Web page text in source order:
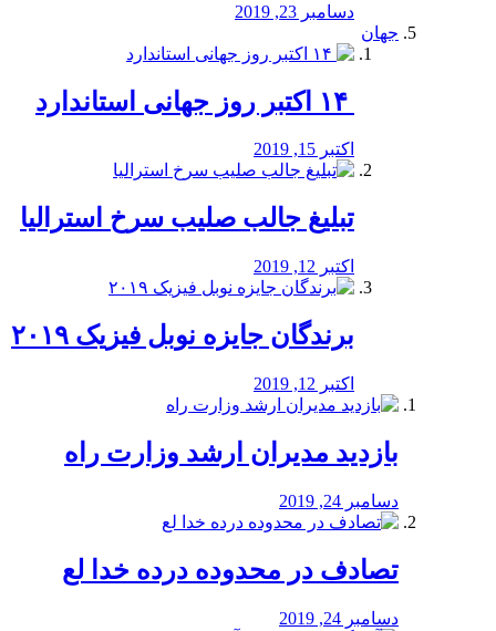
دسامبر 23, 2019
جهان
اکتبر 15, 2019
تبلیغ جالب صلیب سرخ استرالیا
اکتبر 12, 2019
برندگان جایزه نوبل فیزیک ۲۰۱۹
اکتبر 12, 2019
بازدید مدیران ارشد وزارت راه
دسامبر 24, 2019
تصادف در محدوده درده خدا لع
دسامبر 24, 2019